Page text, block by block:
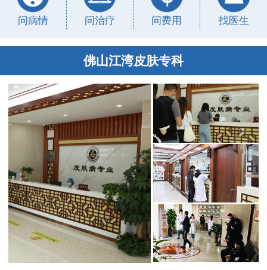
问病情 问治疗 问费用 找医生
佛山江湾皮肤专科